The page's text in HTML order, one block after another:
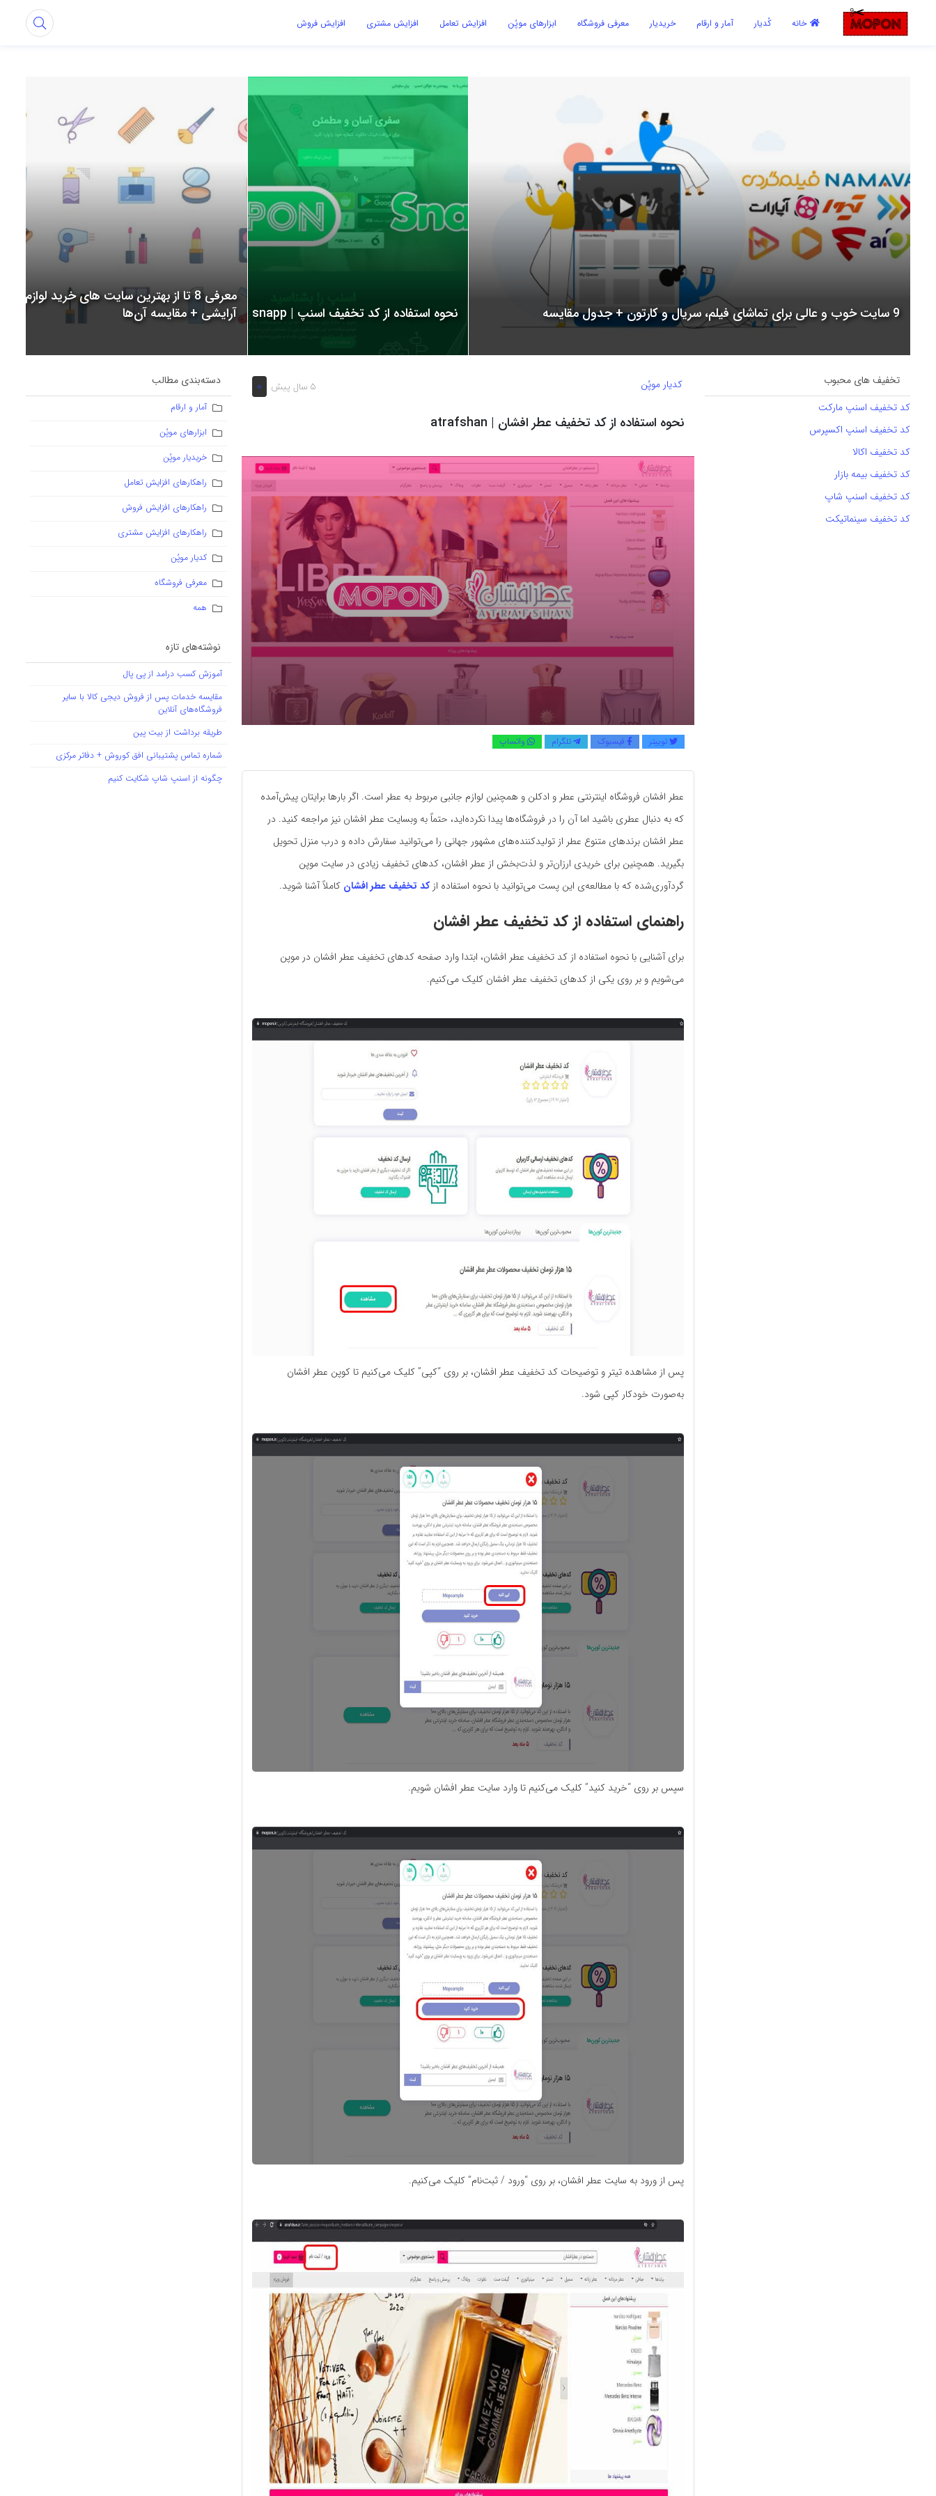
خانه کُدیار آمار و ارقام خریدیار معرفی فروشگاه ابزارهای موپُن افزایش تعامل افزایش مشتری افزایش فروش اشتراک گذاری
9 سایت خوب و عالی برای تماشای فیلم، سریال و کارتون + جدول مقایسه نحوه استفاده از کد تخفیف اسنپ | snapp
معرفی 8 تا از بهترین سایت های خرید لوازم
آرایشی + مقایسه آن‌ها
تخفیف های محبوب
کد تخفیف اسنپ مارکت
کد تخفیف اسنپ اکسپرس
کد تخفیف اکالا
کد تخفیف بیمه بازار
کد تخفیف اسنپ شاپ
کد تخفیف سینماتیکت
5 سال پیش 0 کدیار موپُن
نحوه استفاده از کد تخفیف عطر افشان | atrafshan
توییتر فیسبوک تلگرام واتساپ
عطر افشان فروشگاه اینترنتی عطر و ادکلن و همچنین لوازم جانبی مربوط به عطر است. اگر بارها برایتان پیش‌آمده
که به دنبال عطری باشید اما آن را در فروشگاه‌ها پیدا نکرده‌اید، حتماً به وبسایت عطر افشان نیز مراجعه کنید. در
عطر افشان برندهای متنوع عطر از تولیدکننده‌های مشهور جهانی را می‌توانید سفارش داده و درب منزل تحویل
بگیرید. همچنین برای خریدی ارزان‌تر و لذت‌بخش از عطر افشان، کدهای تخفیف زیادی در سایت موپن
گردآوری‌شده که با مطالعه‌ی این پست می‌توانید با نحوه استفاده ازکد تخفیف عطر افشان کاملاً آشنا شوید.
راهنمای استفاده از کد تخفیف عطر افشان
برای آشنایی با نحوه استفاده از کد تخفیف عطر افشان، ابتدا وارد صفحه کدهای تخفیف عطر افشان در موپن
می‌شویم و بر روی یکی از کدهای تخفیف عطر افشان کلیک می‌کنیم.
پس از مشاهده تیتر و توضیحات کد تخفیف عطر افشان، بر روی “کپی” کلیک می‌کنیم تا کوپن عطر افشان
به‌صورت خودکار کپی شود.
سپس بر روی “خرید کنید” کلیک می‌کنیم تا وارد سایت عطر افشان شویم.
پس از ورود به سایت عطر افشان، بر روی “ورود / ثبت‌نام” کلیک می‌کنیم.
دسته‌بندی مطالب
آمار و ارقام
ابزارهای موپُن
خریدیار موپُن
راهکارهای افزایش تعامل
راهکارهای افزایش فروش
راهکارهای افزایش مشتری
کدیار موپُن
معرفی فروشگاه
همه
نوشته‌های تازه
آموزش کسب درامد از پی پال
مقایسه خدمات پس از فروش دیجی کالا با سایر
فروشگاه‌های آنلاین
طریقه برداشت از بیت پین
شماره تماس پشتیبانی افق کوروش + دفاتر مرکزی
چگونه از اسنپ شاپ شکایت کنیم